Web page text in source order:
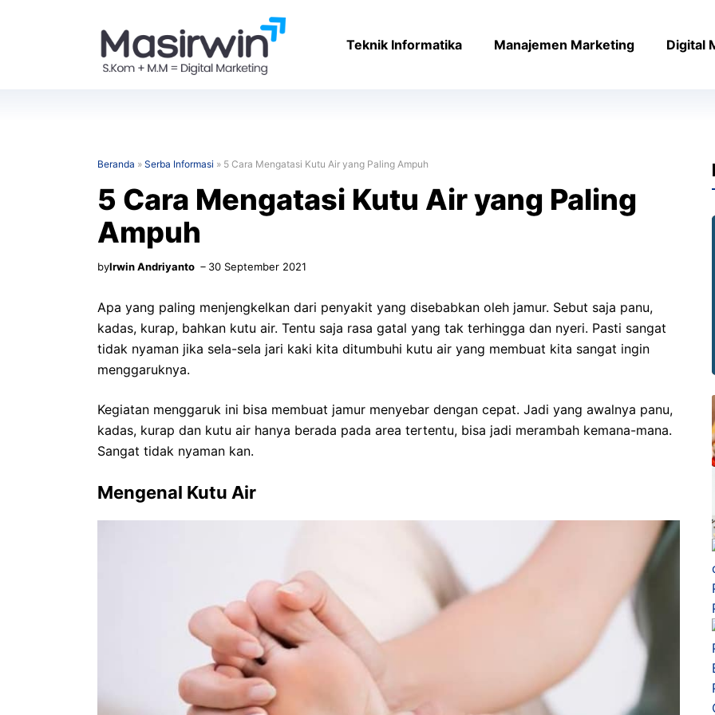
Teknik Informatika Manajemen Marketing Digital
Beranda » Serba Informasi » 5 Cara Mengatasi Kutu Air yang Paling Ampuh
5 Cara Mengatasi Kutu Air yang Paling
Ampuh
byIrwin Andriyanto 30 September 2021
Apa yang paling menjengkelkan dari penyakit yang disebabkan oleh jamur. Sebut saja panu,
kadas, kurap, bahkan kutu air. Tentu saja rasa gatal yang tak terhingga dan nyeri. Pasti sangat
tidak nyaman jika sela-sela jari kaki kita ditumbuhi kutu air yang membuat kita sangat ingin
menggaruknya.
Kegiatan menggaruk ini bisa membuat jamur menyebar dengan cepat. Jadi yang awalnya panu,
kadas, kurap dan kutu air hanya berada pada area tertentu, bisa jadi merambah kemana-mana.
Sangat tidak nyaman kan.
Mengenal Kutu Air